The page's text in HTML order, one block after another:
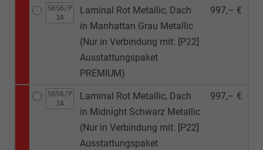
S6S6/P
3A
Laminal Rot Metallic, Dach
in Manhattan Grau Metallic
(Nur in Verbindung mit: [P22]
Ausstattungspaket
PREMIUM)
997,– €
S6S6/P
3A
Laminal Rot Metallic, Dach
in Midnight Schwarz Metallic
(Nur in Verbindung mit: [P22]
Ausstattungspaket
997,– €